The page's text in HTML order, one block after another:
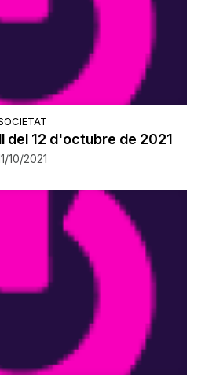
del 12 d'octubre de 2021
10/2021